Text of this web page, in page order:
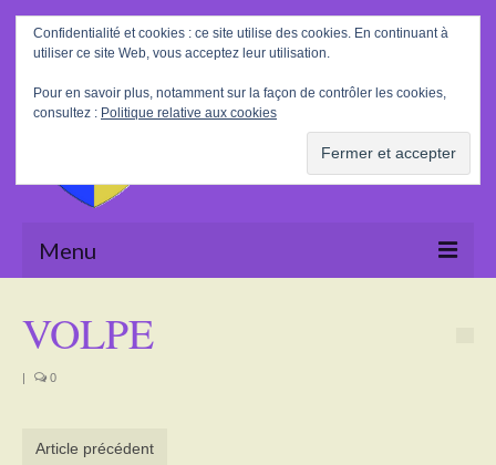
Rechercher
:
Menu
La Mairie
Tourisme
VOLPE
| 0
Article précédent
Confidentialité et cookies : ce site utilise des cookies. En continuant à
utiliser ce site Web, vous acceptez leur utilisation.
Pour en savoir plus, notamment sur la façon de contrôler les cookies,
consultez : Politique relative aux cookies